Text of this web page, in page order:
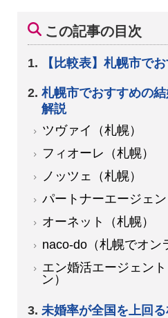
この記事の目次
【比較表】札幌市で
札幌市でおすすめの
解説
ツヴァイ（札幌）
フィオーレ（札幌）
ノッツェ（札幌）
パートナーエージェン
オーネット（札幌）
naco-do（札幌でオン
エン婚活エージェン
ン）
未婚率が全国を上回